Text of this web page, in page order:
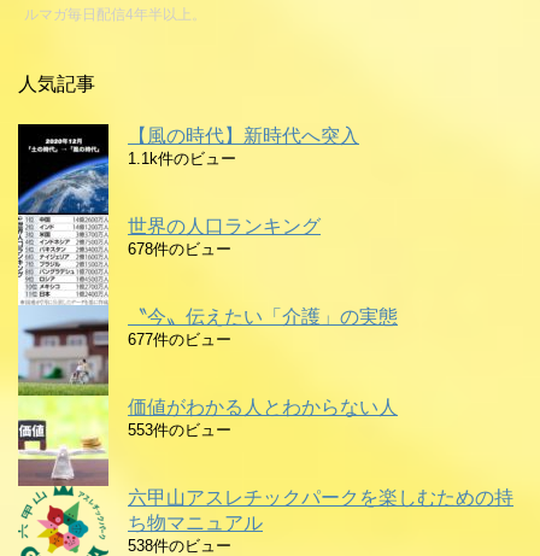
ルマガ毎日配信4年半以上。
人気記事
【風の時代】新時代へ突入
1.1k件のビュー
世界の人口ランキング
678件のビュー
〝今〟伝えたい「介護」の実態
677件のビュー
価値がわかる人とわからない人
553件のビュー
六甲山アスレチックパークを楽しむための持
ち物マニュアル
538件のビュー